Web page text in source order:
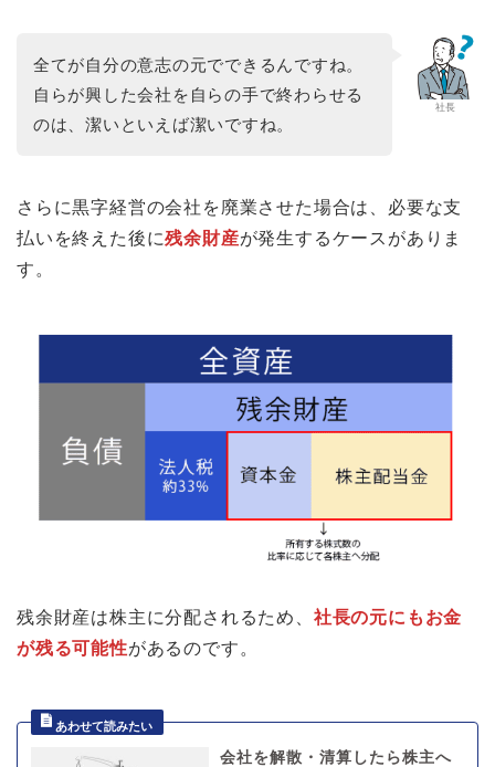
社長
全てが自分の意志の元でできるんですね。
自らが興した会社を自らの手で終わらせる
のは、潔いといえば潔いですね。
さらに黒字経営の会社を廃業させた場合は、必要な支
払いを終えた後に残余財産が発生するケースがありま
す。
残余財産は株主に分配されるため、 社長の元にもお金
が残る可能性があるのです。
会社を解散・清算したら株主へ